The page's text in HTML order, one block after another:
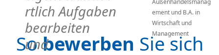
rtlich Aufgaben
bearbeiten
und
Außenhandelsmanag
ement und B.A. in
Wirtschaft und
Management
Sobewerben Sie sich